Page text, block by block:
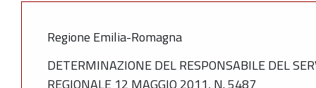
Regione Emilia-Romagna
DETERMINAZIONE DEL RESPONSABILE DEL
REGIONALE 12 MAGGIO 2011, N. 5487